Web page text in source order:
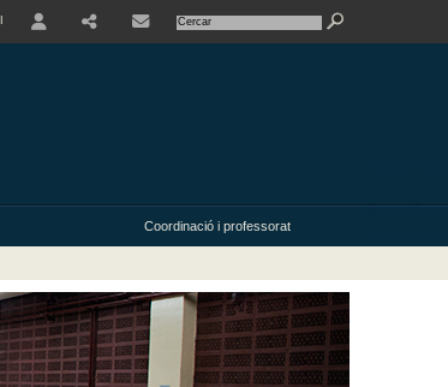
Coordinació i professorat